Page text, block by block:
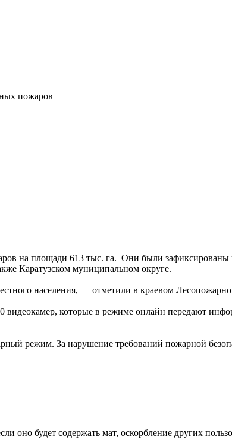
пожаров
на площади 613 тыс. га. Они были
Каратузском муниципальном округе.
населения, — отметили в краевом
видеокамер, которые в режиме онлайн передают
режим. За нарушение требований пожарной
будет содержать мат, оскорбление других